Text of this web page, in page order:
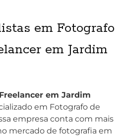
em Fotografo
em Jardim
em Jardim
em Fotografo de
empresa conta com mais
mercado de fotografia em